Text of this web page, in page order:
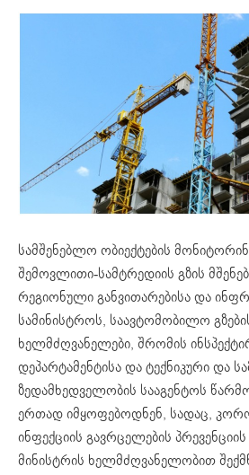
სამშენებლო ობიექტების
შემოვლითი-სამტრედიის გზის
რეგიონული განვითარებისა და
სამინისტროს, საავტომობილო
ხელმძღვანელები, შრომის
დეპარტამენტისა და ტექნიკური და
ზედამხედველობის სააგენტოს
ერთად იმყოფებოდნენ, სადაც,
ინფექციის გავრცელების
მინისტრის ხელმძღვანელობით